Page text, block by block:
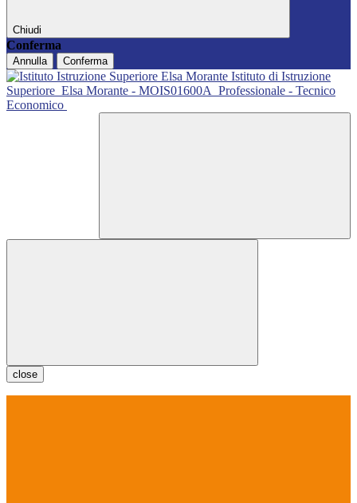
Chiudi
Conferma
Annulla Conferma
Istituto di Istruzione
Superiore Elsa Morante - MOIS01600A Professionale - Tecnico
Economico
close